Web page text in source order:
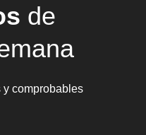
de
comprobables